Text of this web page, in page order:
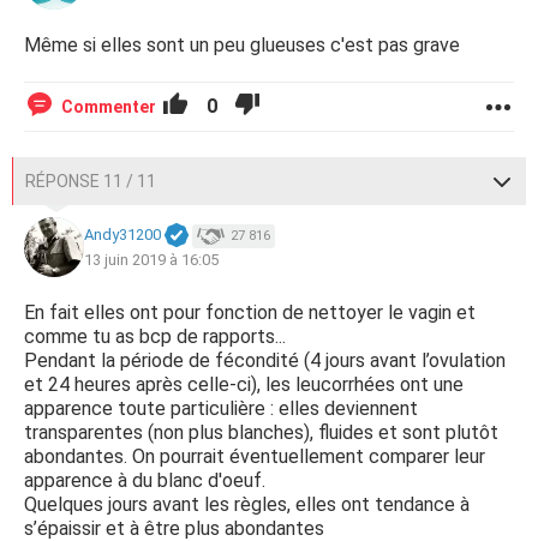
Même si elles sont un peu glueuses c'est pas grave
Commenter 0
RÉPONSE 11 / 11
Andy31200 27 816
13 juin 2019 à 16:05
En fait elles ont pour fonction de nettoyer le vagin et
comme tu as bcp de rapports...
Pendant la période de fécondité (4 jours avant l’ovulation
et 24 heures après celle-ci), les leucorrhées ont une
apparence toute particulière : elles deviennent
transparentes (non plus blanches), fluides et sont plutôt
abondantes. On pourrait éventuellement comparer leur
apparence à du blanc d'oeuf.
Quelques jours avant les règles, elles ont tendance à
s’épaissir et à être plus abondantes